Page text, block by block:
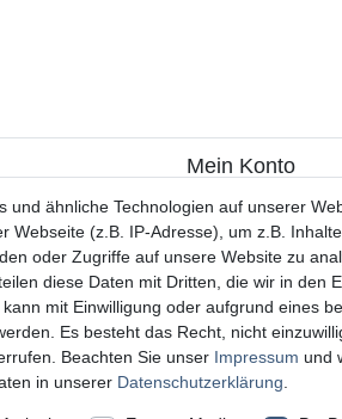
erklären
Mein Konto
> Registrieren
> Login
und ähnliche Technologien auf unserer
Webseite (z.B. IP-Adresse), um z.B.
oder Zugriffe auf unsere Website zu
diese Daten mit Dritten, die wir in den
mit Einwilligung oder aufgrund eines
Es besteht das Recht, nicht
Beachten Sie unser Impressum und
in unserer Daten­schutz­erklärung